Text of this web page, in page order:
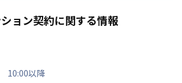
ョン契約に関する情報
10:00以降